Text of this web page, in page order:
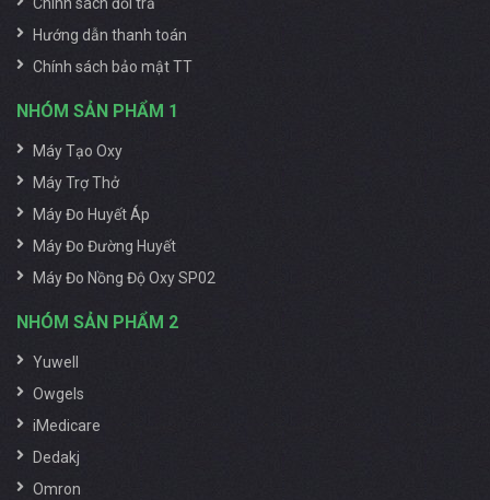
Thêm chức năng xông khí dung, xông mũi họng
động.
Khả năng làm việc 24/24. Hoạt động êm ái, ổn
định thời gian dài.
ĐỐI TƯỢNG SỬ DỤNG MÁY OXY Y TẾ
HAKAWA
Người bệnh:
đường hô hấp với nhu cầu hỗ trợ thở như suy hô
người trải qua quá trình phẩu thuộc, và sau đó
Hướng dẫn thanh toán
Chính sách bảo mật TT
NHÓM SẢN PHẨM 1
Máy Tạo Oxy
Máy Trợ Thở
Máy Đo Huyết Áp
Máy Đo Đường Huyết
Máy Đo Nồng Độ Oxy SP02
NHÓM SẢN PHẨM 2
Yuwell
Owgels
iMedicare
Dedakj
Omron